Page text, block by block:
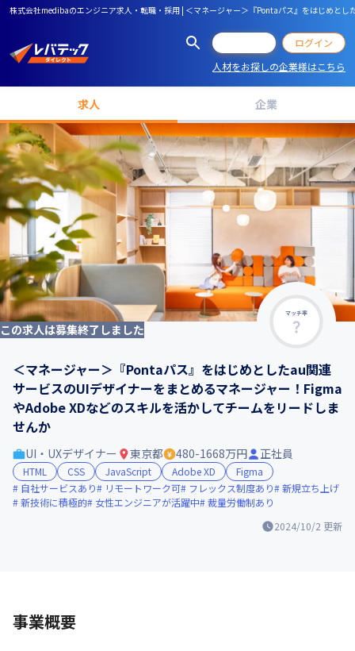
株式会社medibaのエンジニア求人・転職・採用 | ＜マネージャー＞『Pontaパス』をはじめと
ログイン
人材をお探しの企業様はこちら
求人 企業
マッチ率
この求人は募集終了しました
＜マネージャー＞『Pontaパス』をはじめとしたau関連
サービスのUIデザイナーをまとめるマネージャー！Figma
やAdobe XDなどのスキルを活かしてチームをリードしま
せんか
2024/10/2 更新
UI・UXデザイナー 東京都 480-1668万円 正社員
HTML CSS JavaScript Adobe XD
Figma
自社サービスあり
リモートワーク可 フレックス制度あり
新規立ち上げ
新技術に積極的
女性エンジニアが活躍中 裁量労働制あり
事業概要